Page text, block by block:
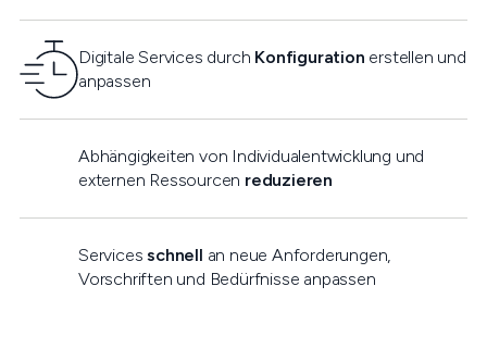
Digitale Services durch Konfiguration erstellen und
anpassen
Abhängigkeiten von Individualentwicklung und
externen Ressourcen reduzieren
Servicesschnell an neue Anforderungen,
Vorschriften und Bedürfnisse anpassen